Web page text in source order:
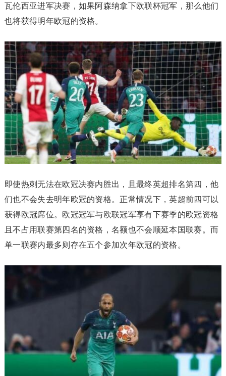
瓦伦西亚进军决赛，如果阿森纳拿下欧联杯冠军，那么他们
也将获得明年欧冠的资格。
即使热刺无法在欧冠决赛内胜出，且最终英超排名第四，他
们也不会失去明年欧冠的资格。正常情况下，英超前四可以
获得欧冠席位。欧冠冠军与欧联冠军享有下赛季的欧冠资格
且不占用联赛第四名的资格，名额也不会顺延本国联赛。而
单一联赛内最多则存在五个参加次年欧冠的资格。